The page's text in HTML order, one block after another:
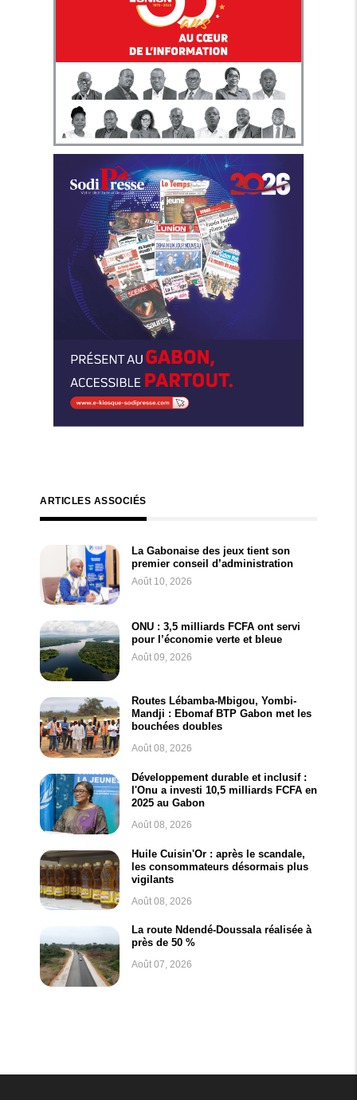
ARTICLES ASSOCIÉS
La Gabonaise des jeux tient son
premier conseil d’administration
Août 10, 2026
ONU : 3,5 milliards FCFA ont servi
pour l’économie verte et bleue
Août 09, 2026
Routes Lébamba-Mbigou, Yombi-
Mandji : Ebomaf BTP Gabon met les
bouchées doubles
Août 08, 2026
Développement durable et inclusif :
l'Onu a investi 10,5 milliards FCFA en
2025 au Gabon
Août 08, 2026
Huile Cuisin'Or : après le scandale,
les consommateurs désormais plus
vigilants
Août 08, 2026
La route Ndendé-Doussala réalisée à
près de 50 %
Août 07, 2026